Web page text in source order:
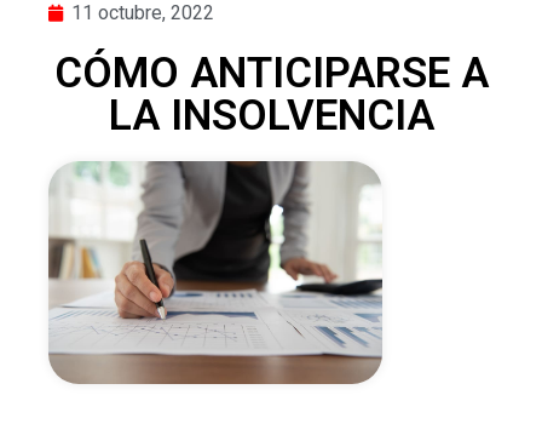
11 octubre, 2022
CÓMO ANTICIPARSE A
LA INSOLVENCIA